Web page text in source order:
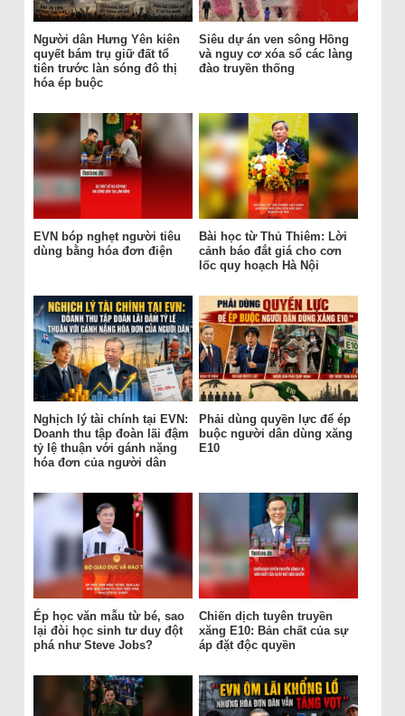
Người dân Hưng Yên kiên
quyết bám trụ giữ đất tổ
tiên trước làn sóng đô thị
hóa ép buộc
Siêu dự án ven sông Hồng
và nguy cơ xóa sổ các làng
đào truyền thống
EVN bóp nghẹt người tiêu
dùng bằng hóa đơn điện
Bài học từ Thủ Thiêm: Lời
cảnh báo đắt giá cho cơn
lốc quy hoạch Hà Nội
Nghịch lý tài chính tại EVN:
Doanh thu tập đoàn lãi đậm
tỷ lệ thuận với gánh nặng
hóa đơn của người dân
Phải dùng quyền lực để ép
buộc người dân dùng xăng
E10
Ép học văn mẫu từ bé, sao
lại đòi học sinh tư duy đột
phá như Steve Jobs?
Chiến dịch tuyên truyền
xăng E10: Bản chất của sự
áp đặt độc quyền